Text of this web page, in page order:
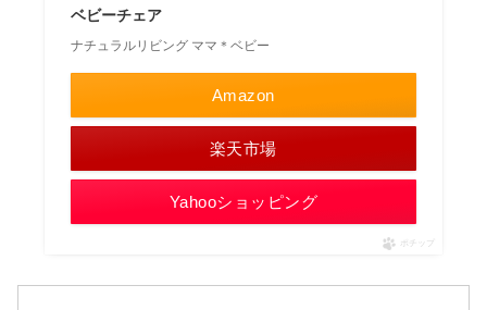
ベビーチェア
ナチュラルリビング ママ＊ベビー
Amazon
楽天市場
Yahooショッピング
ポチップ